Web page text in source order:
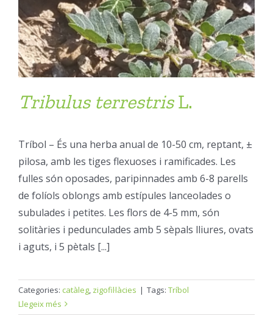
Tribulus terrestrisL.
Tríbol – És una herba anual de 10-50 cm, reptant, ±
pilosa, amb les tiges flexuoses i ramificades. Les
fulles són oposades, paripinnades amb 6-8 parells
de folíols oblongs amb estípules lanceolades o
subulades i petites. Les flors de 4-5 mm, són
solitàries i pedunculades amb 5 sèpals lliures, ovats
i aguts, i 5 pètals [...]
Categories: catàleg, zigofil·làcies | Tags: Tríbol
Llegeix més